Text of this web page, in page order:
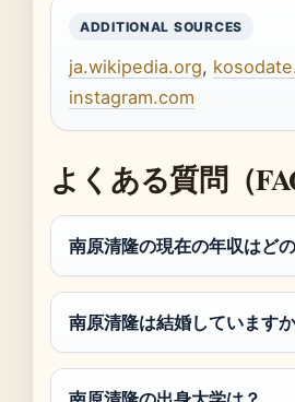
ADDITIONAL SOURCES
ja.wikipedia.org,
instagram.com
よくある質問（
南原清隆の現在の年収はど
南原清隆は結婚しています